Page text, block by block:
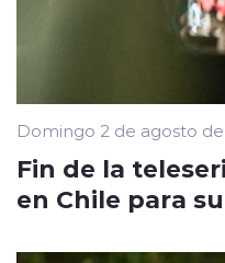
Domingo 2 de agosto
Fin de la
en Chile para